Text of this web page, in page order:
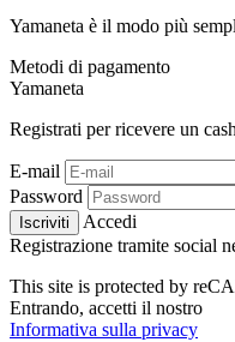
Yamaneta è il modo più
Metodi di pagamento
Yamaneta
Registrati per ricevere un
E-mail
Password
Iscriviti
Accedi
Registrazione tramite social
This site is protected by
Entrando, accetti il ​​nostro
Informativa sulla privacy